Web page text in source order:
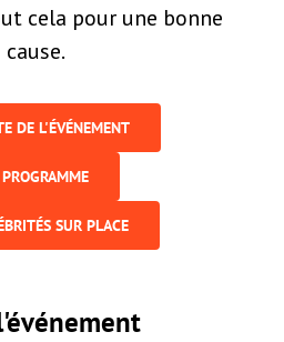
cela pour une bonne
cause.
DE L'ÉVÉNEMENT
SUR PLACE